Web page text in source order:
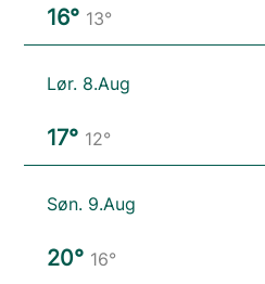
16° 13°
Lør. 8.Aug
17° 12°
Søn. 9.Aug
20° 16°